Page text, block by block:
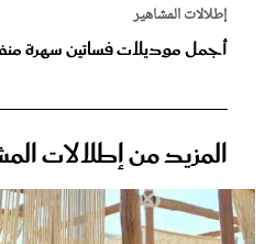
إطلالات المشاهير
أجمل موديلات فساتين سهرة
المزيد من إطلالات